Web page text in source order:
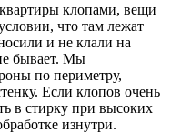
клопами, вещи
что там лежат
и не клали на
бывает. Мы
по периметру,
Если клопов очень
в стирку при высоких
изнутри.